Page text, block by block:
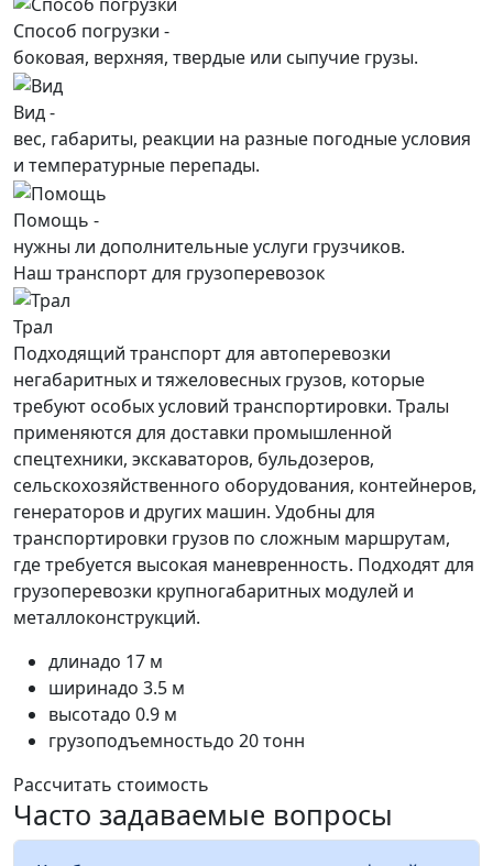
Способ погрузки -
боковая, верхняя, твердые или сыпучие грузы.
Вид -
вес, габариты, реакции на разные погодные условия
и температурные перепады.
Помощь -
нужны ли дополнительные услуги грузчиков.
Наш транспорт для грузоперевозок
Трал
Подходящий транспорт для автоперевозки
негабаритных и тяжеловесных грузов, которые
требуют особых условий транспортировки. Тралы
применяются для доставки промышленной
спецтехники, экскаваторов, бульдозеров,
сельскохозяйственного оборудования, контейнеров,
генераторов и других машин. Удобны для
транспортировки грузов по сложным маршрутам,
где требуется высокая маневренность. Подходят для
грузоперевозки крупногабаритных модулей и
металлоконструкций.
длинадо 17 м
ширинадо 3.5 м
высотадо 0.9 м
грузоподъемностьдо 20 тонн
Рассчитать стоимость
Часто задаваемые вопросы